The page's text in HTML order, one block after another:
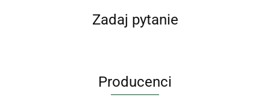
Zadaj pytanie
Producenci